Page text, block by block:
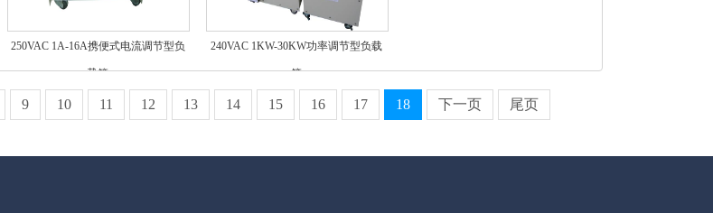
250VAC 1A-16A携便式电流调节型负
载箱
240VAC 1KW-30KW功率调节型负载
箱
9 10 11 12 13 14 15 16 17 18 下一页 尾页